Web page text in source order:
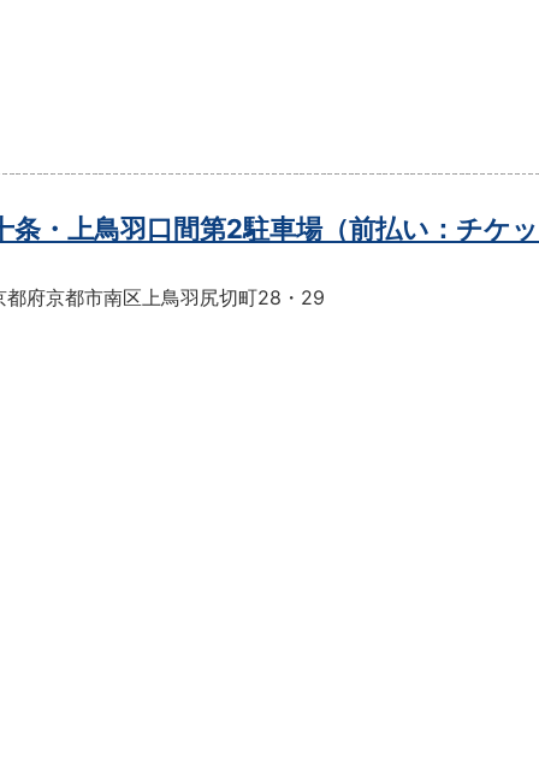
条・上鳥羽口間第2駐車場（前払い：チケ
都府京都市南区上鳥羽尻切町28・29